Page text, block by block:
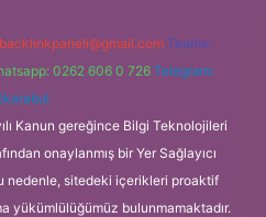
backlinkpaneli@gmail.com Teams:
0262 606 0 726 Telegram:
Kanun gereğince Bilgi Teknolojileri
onaylanmış bir Yer Sağlayıcı
nedenle, sitedeki içerikleri proaktif
yükümlülüğümüz bulunmamaktadır.